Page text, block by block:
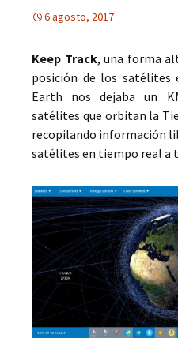
6 agosto, 2017
Keep Track, una forma
posición de los satélites
Earth nos dejaba un
satélites que orbitan la
recopilando información
satélites en tiempo real a